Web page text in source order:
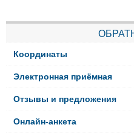
Координаты
Электронная приёмная
Отзывы и предложения
Онлайн-анкета